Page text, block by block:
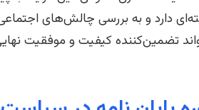
دارد و به بررسی چالش‌های
تضمین‌کننده کیفیت و موفقیت